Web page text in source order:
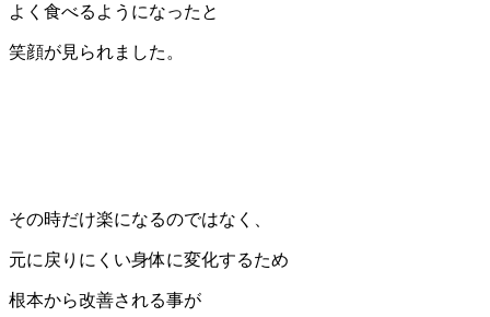
よく食べるようになったと
笑顔が見られました。
その時だけ楽になるのではなく、
元に戻りにくい身体に変化するため
根本から改善される事が